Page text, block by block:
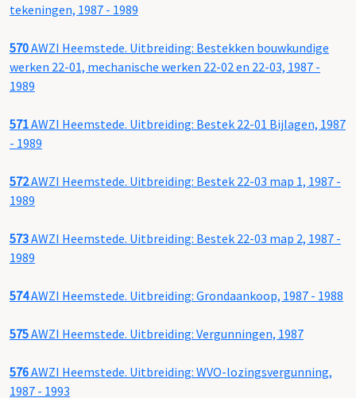
tekeningen, 1987 - 1989
570AWZI Heemstede. Uitbreiding: Bestekken bouwkundige
werken 22-01, mechanische werken 22-02 en 22-03, 1987 -
1989
571AWZI Heemstede. Uitbreiding: Bestek 22-01 Bijlagen, 1987
- 1989
572AWZI Heemstede. Uitbreiding: Bestek 22-03 map 1, 1987 -
1989
573AWZI Heemstede. Uitbreiding: Bestek 22-03 map 2, 1987 -
1989
574AWZI Heemstede. Uitbreiding: Grondaankoop, 1987 - 1988
575AWZI Heemstede. Uitbreiding: Vergunningen, 1987
576AWZI Heemstede. Uitbreiding: WVO-lozingsvergunning,
1987 - 1993